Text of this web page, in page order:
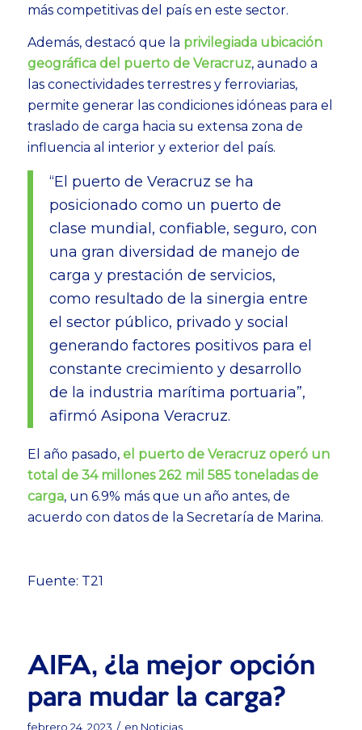
más competitivas del país en este sector.
Además, destacó que la privilegiada ubicación
geográfica del puerto de Veracruz, aunado a
las conectividades terrestres y ferroviarias,
permite generar las condiciones idóneas para el
traslado de carga hacia su extensa zona de
influencia al interior y exterior del país.
“El puerto de Veracruz se ha
posicionado como un puerto de
clase mundial, confiable, seguro, con
una gran diversidad de manejo de
carga y prestación de servicios,
como resultado de la sinergia entre
el sector público, privado y social
generando factores positivos para el
constante crecimiento y desarrollo
de la industria marítima portuaria”,
afirmó Asipona Veracruz.
El año pasado, el puerto de Veracruz operó un
total de 34 millones 262 mil 585 toneladas de
carga, un 6.9% más que un año antes, de
acuerdo con datos de la Secretaría de Marina.
Fuente: T21
AIFA, ¿la mejor opción
para mudar la carga?
febrero 24, 2023 / en Noticias